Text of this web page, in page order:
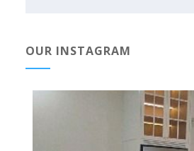
OUR INSTAGRAM